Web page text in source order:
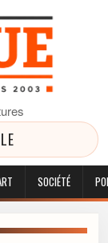
SOCIÉTÉ